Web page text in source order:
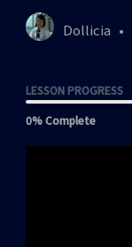
Dollicia
LESSON PROGRESS
0% Complete